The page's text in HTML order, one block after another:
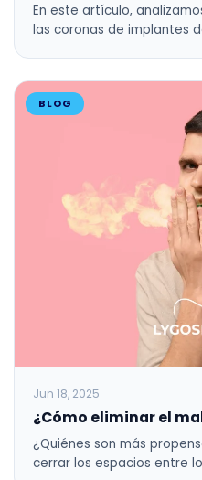
En este artículo,
las coronas de implantes
BLOG
Jun 18, 2025
¿Cómo eliminar el
¿Quiénes son más
cerrar los espacios entre